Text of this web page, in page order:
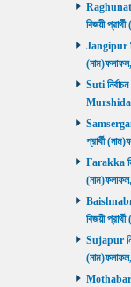
বিজয়ী
Jangipur
Suti
প্রার্থী
Farakka
বিজয়ী
Sujapur
Mothabari